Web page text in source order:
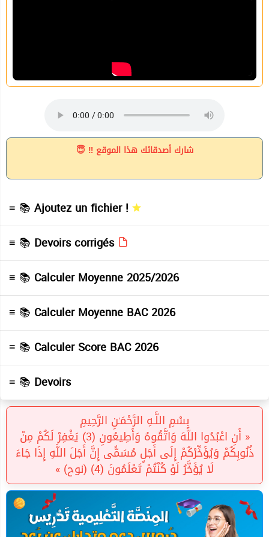
شارك أصدقائك هذا الموقع ‼ 😇
≡ 📚 Ajoutez un fichier !
≡ 📚 Devoirs corrigés
≡ 📚 Calculer Moyenne 2025/2026
≡ 📚 Calculer Moyenne BAC 2026
≡ 📚 Calculer Score BAC 2026
≡ 📚 Devoirs
بِسْمِ اللَّـهِ الرَّحْمَـٰنِ الرَّحِيمِ
« أَنِ اعْبُدُوا اللَّهَ وَاتَّقُوهُ وَأَطِيعُونِ (3) يَغْفِرْ لَكُمْ مِنْ
ذُنُوبِكُمْ وَيُؤَخِّرْكُمْ إِلَى أَجَلٍ مُسَمًّى إِنَّ أَجَلَ اللَّهِ إِذَا جَاءَ
لَا يُؤَخَّرُ لَوْ كُنْتُمْ تَعْلَمُونَ (4) (نوح) »